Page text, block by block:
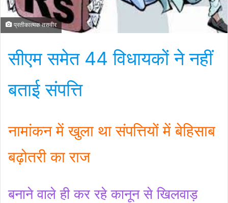
प्रतीकात्मक तसवीर
सीएम समेत 44 विधायकों ने नहीं
बताई संपत्ति
नामांकन में खुला था संपत्तियों में बेहिसाब
बढ़ोतरी का राज
बनाने वाले ही कर रहे कानून से खिलवाड़